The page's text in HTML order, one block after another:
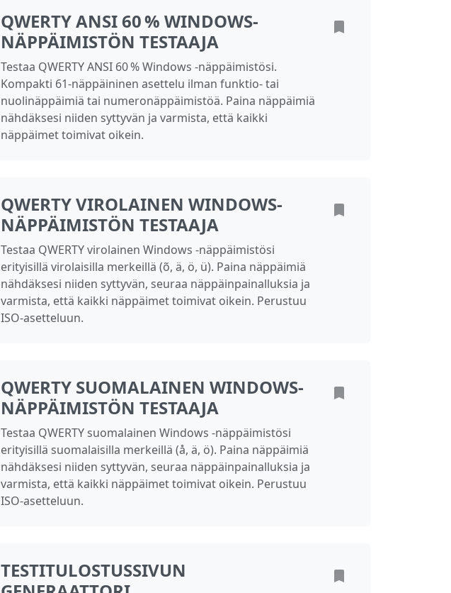
QWERTY ANSI 60 % WINDOWS-
NÄPPÄIMISTÖN TESTAAJA
Testaa QWERTY ANSI 60 % Windows -näppäimistösi.
Kompakti 61-näppäininen asettelu ilman funktio- tai
nuolinäppäimiä tai numeronäppäimistöä. Paina näppäimiä
nähdäksesi niiden syttyvän ja varmista, että kaikki
näppäimet toimivat oikein.
QWERTY VIROLAINEN WINDOWS-
NÄPPÄIMISTÖN TESTAAJA
Testaa QWERTY virolainen Windows -näppäimistösi
erityisillä virolaisilla merkeillä (õ, ä, ö, ü). Paina näppäimiä
nähdäksesi niiden syttyvän, seuraa näppäinpainalluksia ja
varmista, että kaikki näppäimet toimivat oikein. Perustuu
ISO-asetteluun.
QWERTY SUOMALAINEN WINDOWS-
NÄPPÄIMISTÖN TESTAAJA
Testaa QWERTY suomalainen Windows -näppäimistösi
erityisillä suomalaisilla merkeillä (å, ä, ö). Paina näppäimiä
nähdäksesi niiden syttyvän, seuraa näppäinpainalluksia ja
varmista, että kaikki näppäimet toimivat oikein. Perustuu
ISO-asetteluun.
TESTITULOSTUSSIVUN